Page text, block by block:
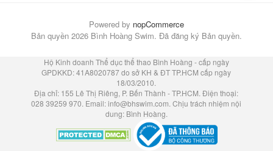
Powered by nopCommerce
Bản quyền 2026 Bình Hoàng Swim. Đã đăng ký Bản quyền.
Hộ Kinh doanh Thể dục thể thao Bình Hoàng - cấp ngày
GPDKKD: 41A8020787 do sở KH & ĐT TP.HCM cấp ngày
18/03/2010.
Địa chỉ: 155 Lê Thị Riêng, P. Bến Thành - TP.HCM. Điện thoại:
028 39259 970. Email:info@bhswim.com. Chịu trách nhiệm nội
dung: Bình Hoàng.